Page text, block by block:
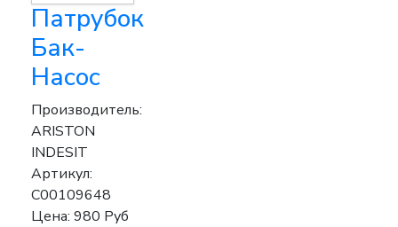
Патрубок
Бак-
Насос
Производитель:
ARISTON
INDESIT
Артикул:
C00109648
Цена: 980 Руб